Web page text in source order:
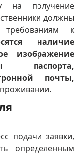
на получение
должны
требованиям к
наличие
изображение
паспорта,
почты,
подачи заявки,
определенным